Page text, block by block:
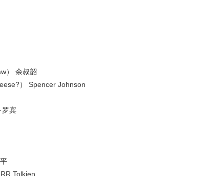
） 余叔韶
） Spencer Johnson
宾
Tolkien